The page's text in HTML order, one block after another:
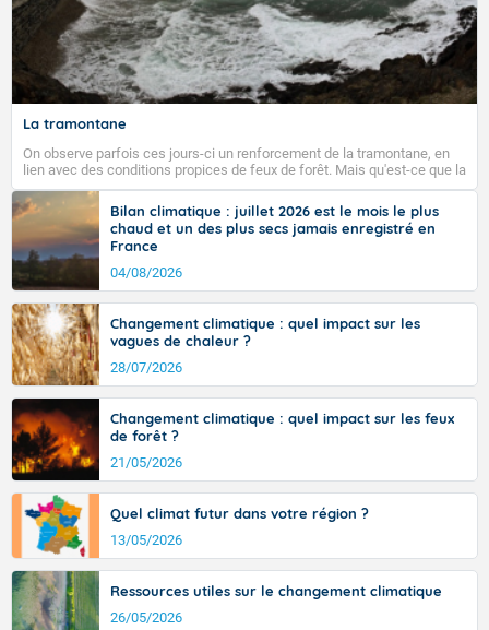
La tramontane
On observe parfois ces jours-ci un renforcement de la tramontane, en
lien avec des conditions propices de feux de forêt. Mais qu'est-ce que la
tramontane ? Quelles sont ses caractéristiques ? La tramontane est un
vent turbulent soufflant de secteur nord-ouest à nord, ou ouest à nord-
ouest, dans un secteur qui part du Roussillon à la vallée de l’Aude et à
l’ouest de l’Hérault. L’étymologie de ce vent vient du latin trasmontanus,
signifiant au-delà des monts, en allusion aux régions montagneuses
d’où provient ce vent.
Bilan climatique : juillet 2026 est le mois le plus
chaud et un des plus secs jamais enregistré en
France
04/08/2026
Changement climatique : quel impact sur les
vagues de chaleur ?
28/07/2026
Changement climatique : quel impact sur les feux
de forêt ?
21/05/2026
Quel climat futur dans votre région ?
13/05/2026
Ressources utiles sur le changement climatique
26/05/2026